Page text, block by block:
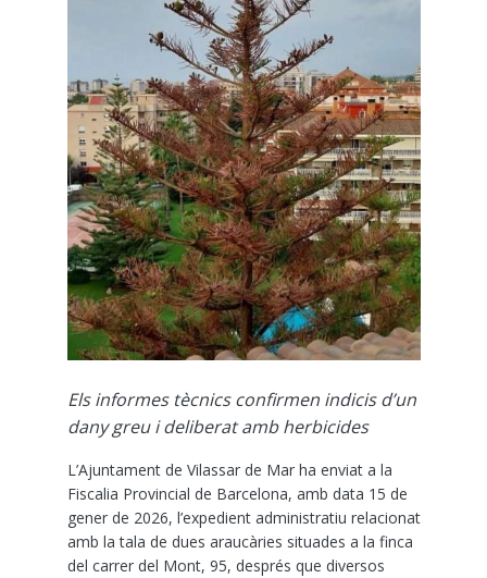
Els informes tècnics confirmen indicis d’un
dany greu i deliberat amb herbicides
L’Ajuntament de Vilassar de Mar ha enviat a la
Fiscalia Provincial de Barcelona, amb data 15 de
gener de 2026, l’expedient administratiu relacionat
amb la tala de dues araucàries situades a la finca
del carrer del Mont, 95, després que diversos